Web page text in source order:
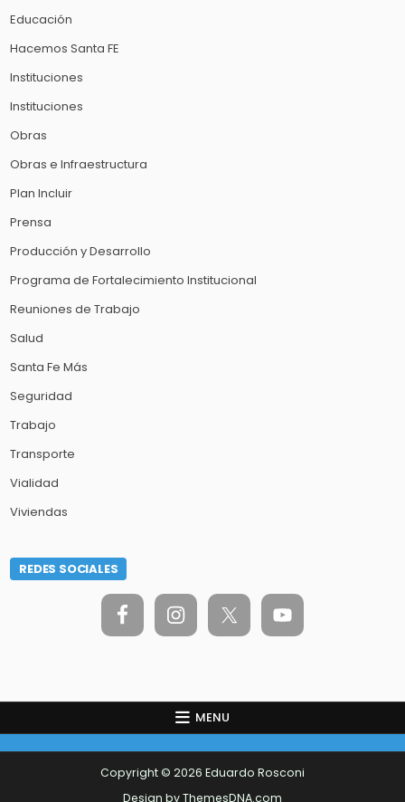
Educación
Hacemos Santa FE
Instituciones
Instituciones
Obras
Obras e Infraestructura
Plan Incluir
Prensa
Producción y Desarrollo
Programa de Fortalecimiento Institucional
Reuniones de Trabajo
Salud
Santa Fe Más
Seguridad
Trabajo
Transporte
Vialidad
Viviendas
REDES SOCIALES
MENU
Copyright © 2026 Eduardo Rosconi
Design by ThemesDNA.com